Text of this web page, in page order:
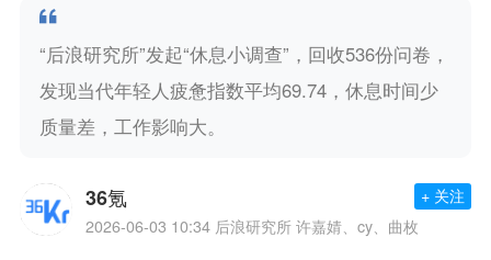
“后浪研究所”发起“休息小调查”，回收536份问卷，
发现当代年轻人疲惫指数平均69.74，休息时间少
质量差，工作影响大。
36氪
2026-06-03 10:34 后浪研究所 许嘉婧、cy、曲枚
+ 关注